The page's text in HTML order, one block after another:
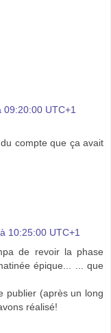
09:20:00 UTC+1
compte que ça avait
10:25:00 UTC+1
de revoir la phase
épique... ... que
publier (après un long
réalisé!